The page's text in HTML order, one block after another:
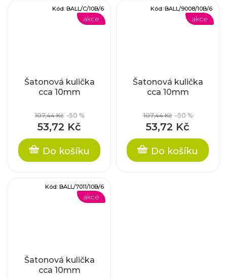
akce
Šatonová kulička
cca 10mm
107,44 Kč –50 %
53,72 Kč
Do košíku
Kód: BALL/C/10B/6
akce
Šatonová kulička
cca 10mm
107,44 Kč –50 %
53,72 Kč
Do košíku
Kód: BALL/9008/10B/6
akce
Šatonová kulička
cca 10mm
Kód: BALL/7011/10B/6